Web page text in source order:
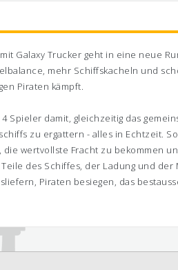
Galaxy Trucker geht in eine neue
mehr Schiffskacheln und
Piraten kämpft.
Spieler damit, gleichzeitig das
zu ergattern - alles in Echtzeit.
wertvollste Fracht zu bekommen
des Schiffes, der Ladung und
Piraten besiegen, das